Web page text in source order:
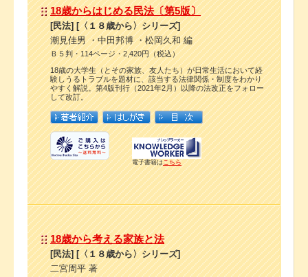
18歳からはじめる民法〔第5版〕
[民法] [〈１８歳から〉シリーズ]
潮見佳男 ・中田邦博 ・松岡久和 編
Ｂ５判・114ページ・2,420円（税込）
18歳の大学生（とその家族、友人たち）が日常生活において経
験しうるトラブルを題材に、該当する法律関係・制度をわかり
やすく解説。第4版刊行（2021年2月）以降の法改正をフォロー
して改訂。
電子書籍は こちら
18歳から考える家族と法
[民法] [〈１８歳から〉シリーズ]
二宮周平 著